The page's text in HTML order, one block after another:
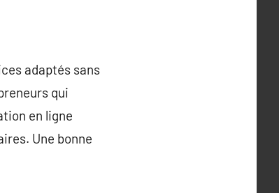
adaptés sans
qui
en ligne
Une bonne